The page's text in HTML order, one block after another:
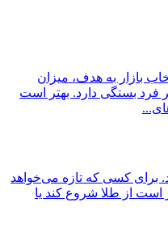
بازار به هدف، میزان
بستگی دارد. بهتر است
برای کسی که تازه می‌خواهد
است از طلا شروع کند یا